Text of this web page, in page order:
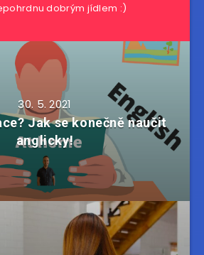
dobrým jídlem :)
30. 5. 2021
Jak se konečně naučit
anglicky!